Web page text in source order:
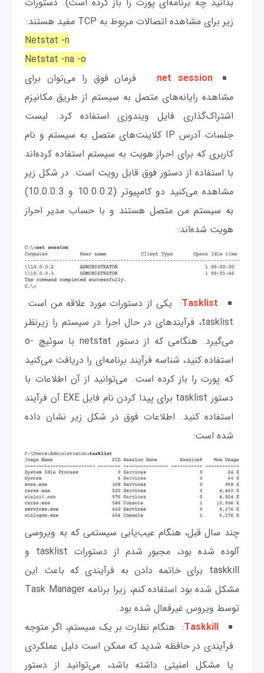
زیر برای مشاهده اتصالات مربوط به TCP مفید هستند:
Netstat -n
Netstat -na -o
net session: فرمان فوق را می‌توان برای
مشاهده رایانه‌های متصل به سیستم از طریق مکانیزم
اشتراک‌گذاری فایل ویندوزی استفاده کرد. لیست
جلسات آدرس IP کلاینت‌های متصل به سیستم و نام
کاربری که برای احراز هویت به سیستم استفاده کرده‌اند
با استفاده از دستور فوق قابل رویت است. در شکل زیر
مشاهده می‌کنید دو کامپیوتر (10.0.0.2 و 10.0.0.3)
به سیستم من متصل هستند و با حساب مدیر احراز
هویت شده‌اند:
Tasklist: یکی از دستورات مورد علاقه من است.
tasklist، فرآیندهای در حال اجرا در سیستم را زیرنظر
می‌گیرد. هنگامی که از دستور netstat با سوئیچ -o
استفاده ‌کنید، شناسه فرآیند برنامه‌ای را دریافت می‌کنید
که پورت را باز کرده است. می‌توانید از آن اطلاعات با
دستور tasklist برای پیدا کردن نام فایل EXE آن فرآیند
استفاده کنید. اطلاعات فوق در شکل زیر نشان داده
شده است:
چند سال قبل، هنگام عیب‌یابی سیستمی که به ویروسی
آلوده شده بود، مجبور شدم از دستورات tasklist و
taskkill برای خاتمه دادن به فرآیندی که باعث این
مشکل شده بود استفاده کنم، زیرا برنامه Task Manager
توسط ویروس غیرفعال شده بود.
Taskkill: هنگام نظارت بر یک سیستم، اگر متوجه
فرآیندی در حافظه شدید که ممکن است دلیل عملکردی
یا مشکل امنیتی داشته باشد، می‌توانید از دستور